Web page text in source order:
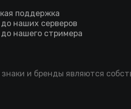
поддержка
наших серверов
нашего стримера
и бренды являются